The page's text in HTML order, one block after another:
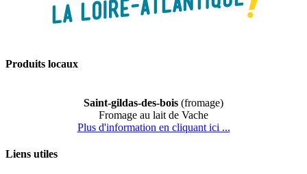
Produits locaux
Saint-gildas-des-bois (fromage)
Fromage au lait de Vache
Plus d'information en cliquant ici ...
Liens utiles